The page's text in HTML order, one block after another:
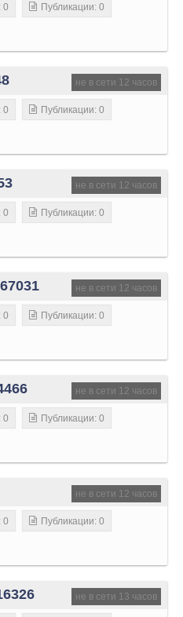
0 Публикации: 0
не в сети 12 часов
0 Публикации: 0
не в сети 12 часов
0 Публикации: 0
не в сети 12 часов
0 Публикации: 0
не в сети 12 часов
0 Публикации: 0
не в сети 12 часов
0 Публикации: 0
не в сети 13 часов